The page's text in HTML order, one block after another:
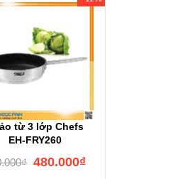
từ 3 lớp Chefs
EH-FRY260
₫ 480.000₫